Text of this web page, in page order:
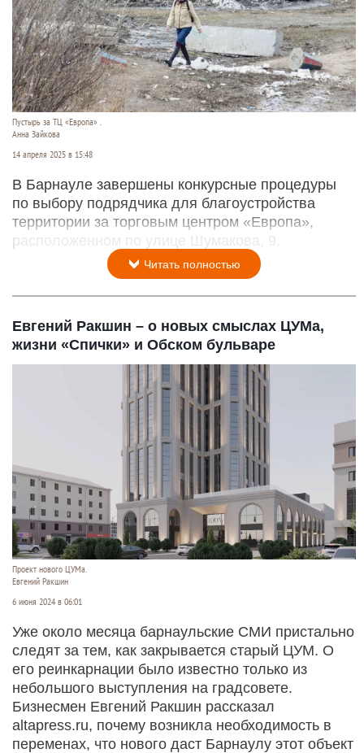
Пустырь за ТЦ «Европа» .
Анна Зайкова
14 апреля 2025 в 15:48
В Барнауле завершены конкурсные процедуры
по выбору подрядчика для благоустройства
территории за торговым центром «Европа»,
расположенном по улице Шумакова, 9.
Читать полностью
Евгений Ракшин – о новых смыслах ЦУМа,
жизни «Спички» и Обском бульваре
Проект нового ЦУМа.
Евгений Ракшин
6 июня 2024 в 06:01
Уже около месяца барнаульские СМИ пристально
следят за тем, как закрывается старый ЦУМ. О
его реинкарнации было известно только из
небольшого выступления на градсовете.
Бизнесмен Евгений Ракшин рассказал
altapress.ru, почему возникла необходимость в
переменах, что нового даст Барнаулу этот объект